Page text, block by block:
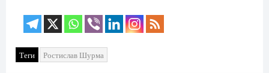
Теги Ростислав Шурма